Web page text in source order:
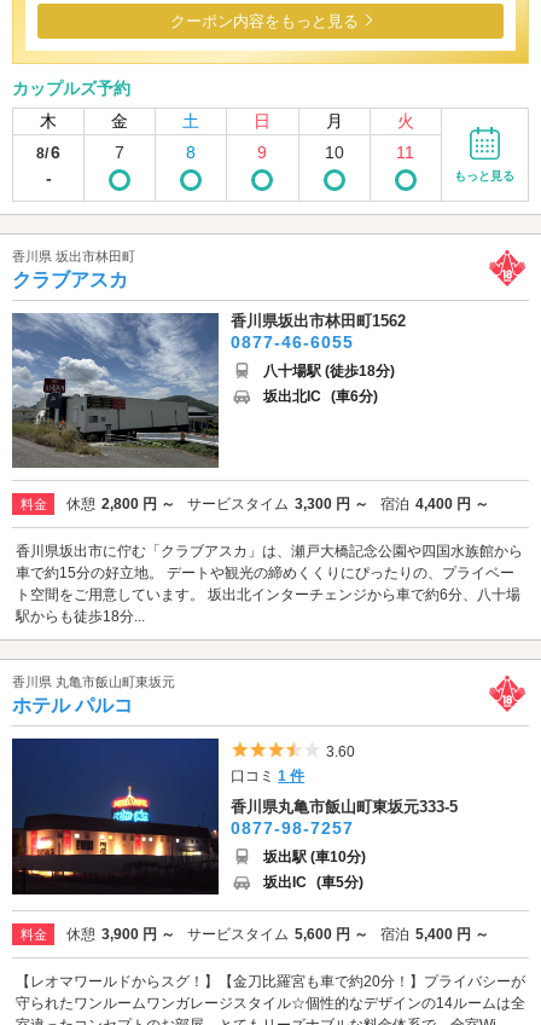
クーポン内容をもっと見る
カップルズ予約
木
金 土 日 月 火
8/6
-
7 8 9 10 11
もっと見る
香川県 坂出市林田町
クラブアスカ
香川県坂出市林田町1562
0877-46-6055
八十場駅 (徒歩18分)
坂出北IC (車6分)
料金 休憩 2,800 円 ～ サービスタイム 3,300 円 ～ 宿泊 4,400 円 ～
香川県坂出市に佇む「クラブアスカ」は、瀬戸大橋記念公園や四国水族館から
車で約15分の好立地。 デートや観光の締めくくりにぴったりの、プライベー
ト空間をご用意しています。 坂出北インターチェンジから車で約6分、八十場
駅からも徒歩18分...
香川県 丸亀市飯山町東坂元
ホテル パルコ
5つ星のうち3.5
3.60
口コミ1 件
香川県丸亀市飯山町東坂元333-5
0877-98-7257
坂出駅 (車10分)
坂出IC (車5分)
料金 休憩 3,900 円 ～ サービスタイム 5,600 円 ～ 宿泊 5,400 円 ～
【レオマワールドからスグ！】【金刀比羅宮も車で約20分！】プライバシーが
守られたワンルームワンガレージスタイル☆個性的なデザインの14ルームは全